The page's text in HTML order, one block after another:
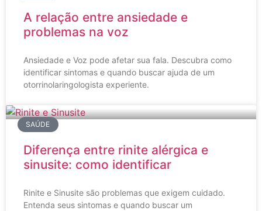
A relação entre ansiedade e
problemas na voz
Ansiedade e Voz pode afetar sua fala. Descubra como
identificar sintomas e quando buscar ajuda de um
otorrinolaringologista experiente.
SAÚDE
Diferença entre rinite alérgica e
sinusite: como identificar
Rinite e Sinusite são problemas que exigem cuidado.
Entenda seus sintomas e quando buscar um